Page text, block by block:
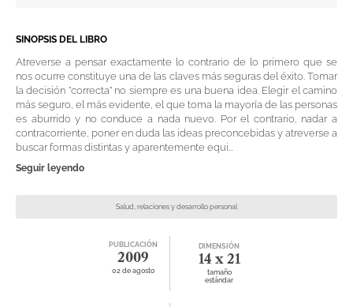
SINOPSIS DEL LIBRO
Atreverse a pensar exactamente lo contrario de lo primero que se
nos ocurre constituye una de las claves más seguras del éxito. Tomar
la decisión "correcta" no siempre es una buena idea. Elegir el camino
más seguro, el más evidente, el que toma la mayoría de las personas
es aburrido y no conduce a nada nuevo. Por el contrario, nadar a
contracorriente, poner en duda las ideas preconcebidas y atreverse a
buscar formas distintas y aparentemente equi...
Seguir leyendo
Salud, relaciones y desarrollo personal
PUBLICACIÓN
2009
02 de agosto
DIMENSIÓN
14 x 21
tamaño
estándar